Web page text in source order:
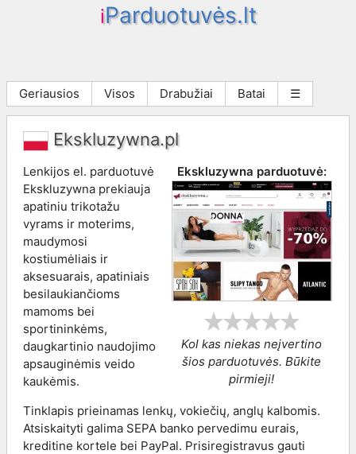
iParduotuvės.lt
Geriausios Visos Drabužiai Batai ☰
Ekskluzywna.pl
Ekskluzywna parduotuvė:
Kol kas niekas neįvertino
šios parduotuvės. Būkite
pirmieji!
Lenkijos el. parduotuvė
Ekskluzywna prekiauja
apatiniu trikotažu
vyrams ir moterims,
maudymosi
kostiumėliais ir
aksesuarais, apatiniais
besilaukiančioms
mamoms bei
sportininkėms,
daugkartinio naudojimo
apsauginėmis veido
kaukėmis.
Tinklapis prieinamas lenkų, vokiečių, anglų kalbomis.
Atsiskaityti galima SEPA banko pervedimu eurais,
kreditine kortele bei PayPal. Prisiregistravus gauti